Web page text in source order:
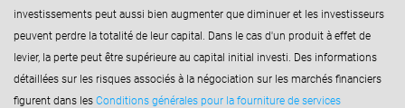
investissements peut aussi bien augmenter que diminuer et les investisseurs
peuvent perdre la totalité de leur capital. Dans le cas d'un produit à effet de
levier, la perte peut être supérieure au capital initial investi. Des informations
détaillées sur les risques associés à la négociation sur les marchés financiers
figurent dans les Conditions générales pour la fourniture de services